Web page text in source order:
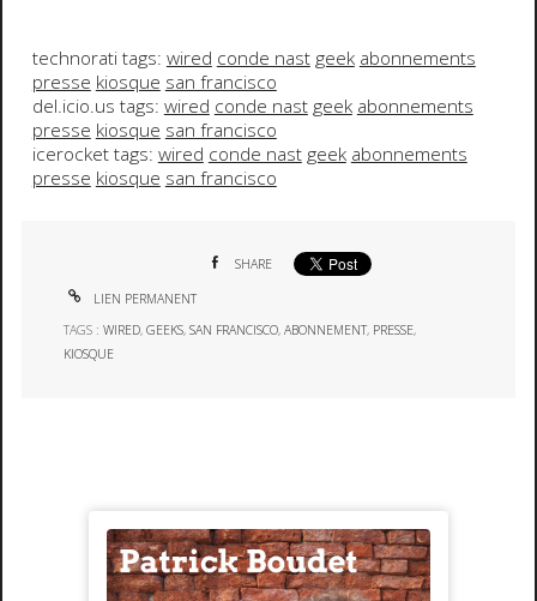
technorati tags: wired conde nast geek abonnements
presse kiosque san francisco
del.icio.us tags: wired conde nast geek abonnements
presse kiosque san francisco
icerocket tags: wired conde nast geek abonnements
presse kiosque san francisco
SHARE
LIEN PERMANENT
TAGS :WIRED,GEEKS,SAN FRANCISCO,ABONNEMENT, PRESSE,
KIOSQUE